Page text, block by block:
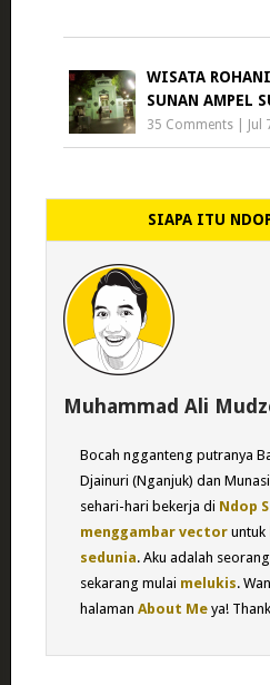
WISATA
SUNAN AMPEL
35 Comments Jul
SIAPA ITU
Muhammad Ali
Bocah ngganteng putranya
Djainuri (Nganjuk) dan
sehari-hari bekerja di Ndop
menggambar vectoruntuk
sedunia. Aku adalah
sekarang mulai melukis.
halaman About Meya!